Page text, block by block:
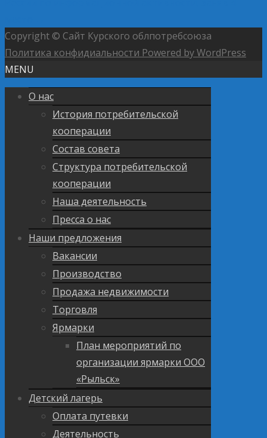
Copyright © Сайт Курского облпотребсоюза
Политика конфидиальности Powered by WordPress
MENU
О нас
История потребительской
кооперации
Состав совета
Структура потребительской
кооперации
Наша деятельность
Пресса о нас
Наши предложения
Вакансии
Производство
Продажа недвижимости
Торговля
Ярмарки
План мероприятий по
организации ярмарки ООО
«Рыльск»
Детский лагерь
Оплата путевки
Деятельность